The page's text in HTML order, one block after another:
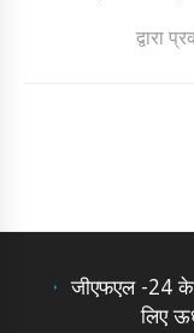
द्वारा
जीएफएल -24
लिए